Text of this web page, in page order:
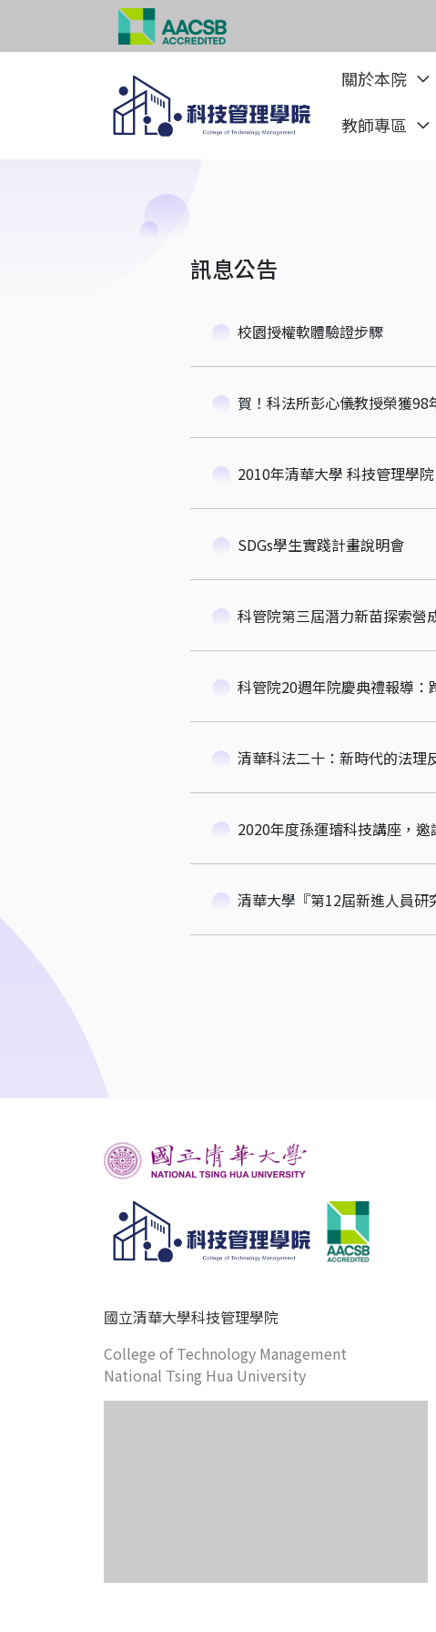
關於本院
教師專區
訊息公告
校園授權軟體驗證步驟
賀！科法所彭心儀教授榮獲98
2010年清華大學 科技管理學
SDGs學生實踐計畫說明會
科管院第三屆潛力新苗探索營
科管院20週年院慶典禮報導：
清華科法二十：新時代的法理
2020年度孫運璿科技講座，
清華大學『第12屆新進人員研
國立清華大學科技管理學院
College of Technology Management
National Tsing Hua University